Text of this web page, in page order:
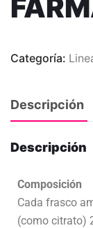
Categoría:
Descripción
Descripción
Composición
Cada frasco
(como citrato)